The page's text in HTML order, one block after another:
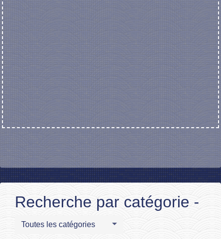
Recherche par catégorie -
Toutes les catégories